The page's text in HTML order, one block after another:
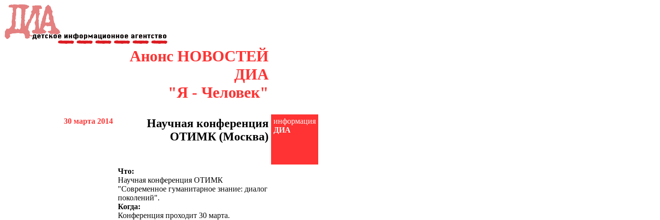
Анонс НОВОСТЕЙ
ДИА
"Я - Человек"
30 марта 2014
Научная конференция
ОТИМК (Москва)
информация
ДИА
Что:
Научная конференция ОТИМК
"Современное гуманитарное знание: диалог
поколений".
Когда:
Конференция проходит 30 марта.